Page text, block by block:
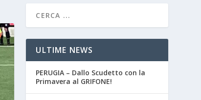
ULTIME NEWS
PERUGIA – Dallo Scudetto con la
Primavera al GRIFONE!